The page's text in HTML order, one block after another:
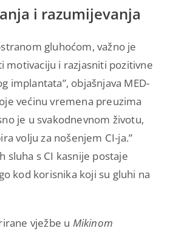
i razumijevanja
gluhoćom, važno je
motivaciju i razjasniti pozitivne
implantata”, objašnjava MED-
većinu vremena preuzima
je u svakodnevnom životu,
volju za nošenjem CI-ja.”
sluha s CI kasnije postaje
kod korisnika koji su gluhi na
vježbe u Mikinom